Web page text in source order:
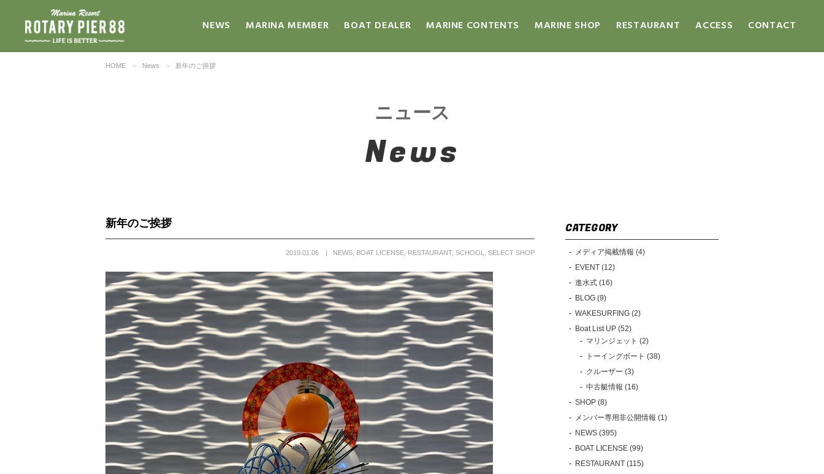
NEWS MARINA MEMBER BOAT DEALER MARINE CONTENTS MARINE SHOP RESTAURANT ACCESS CONTACT
HOME News 新年のご挨拶
ニュース
News
新年のご挨拶
2019.01.06 NEWS BOAT LICENSE RESTAURANT, SCHOOL SELECT SHOP
CATEGORY
メディア掲載情報 (4)
EVENT (12)
進水式 (16)
BLOG (9)
WAKESURFING (2)
Boat List UP (52)
マリンジェット (2)
トーイングボート (38)
クルーザー (3)
中古艇情報 (16)
SHOP (8)
メンバー専用非公開情報 (1)
NEWS (395)
BOAT LICENSE (99)
RESTAURANT (115)